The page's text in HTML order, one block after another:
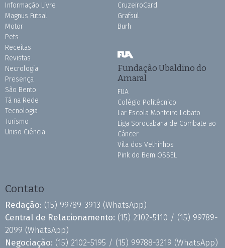
Informação Livre
Magnus Futsal
Motor
Pets
Receitas
Revistas
Necrologia
Presença
São Bento
Tá na Rede
Tecnologia
Turismo
Uniso Ciência
CruzeiroCard
Grafsul
Burh
Fundação Ubaldino do
Amaral
FUA
Colégio Politécnico
Lar Escola Monteiro Lobato
Liga Sorocabana de Combate ao
Câncer
Vila dos Velhinhos
Pink do Bem OSSEL
Contato
Redação: (15) 99789-3913 (WhatsApp)
Central de Relacionamento: (15) 2102-5110 / (15) 99789-
2099 (WhatsApp)
Negociação: (15) 2102-5195 / (15) 99788-3219 (WhatsApp)